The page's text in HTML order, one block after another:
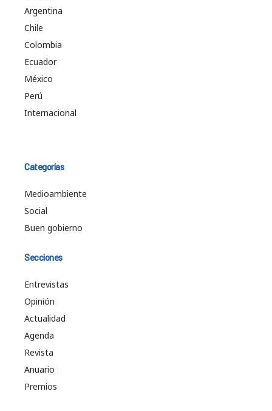
Argentina
Chile
Colombia
Ecuador
México
Perú
Internacional
Categorías
Medioambiente
Social
Buen gobierno
Secciones
Entrevistas
Opinión
Actualidad
Agenda
Revista
Anuario
Premios